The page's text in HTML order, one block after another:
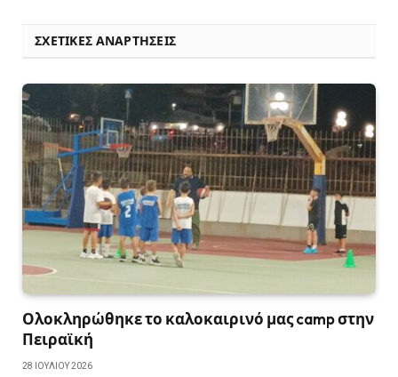
ΣΧΕΤΙΚΈΣ ΑΝΑΡΤΉΣΕΙΣ
Ολοκληρώθηκε το καλοκαιρινό μας camp στην
Πειραϊκή
28 ΙΟΥΛΊΟΥ 2026